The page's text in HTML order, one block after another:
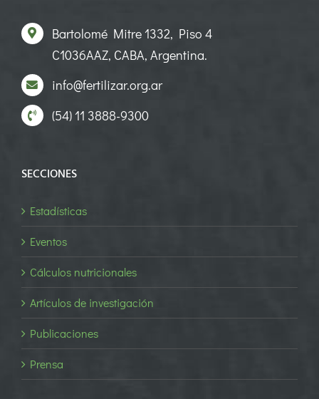
Bartolomé Mitre 1332, Piso 4
C1036AAZ, CABA, Argentina.
info@fertilizar.org.ar
(54) 11 3888-9300
SECCIONES
Estadísticas
Eventos
Cálculos nutricionales
Artículos de investigación
Publicaciones
Prensa